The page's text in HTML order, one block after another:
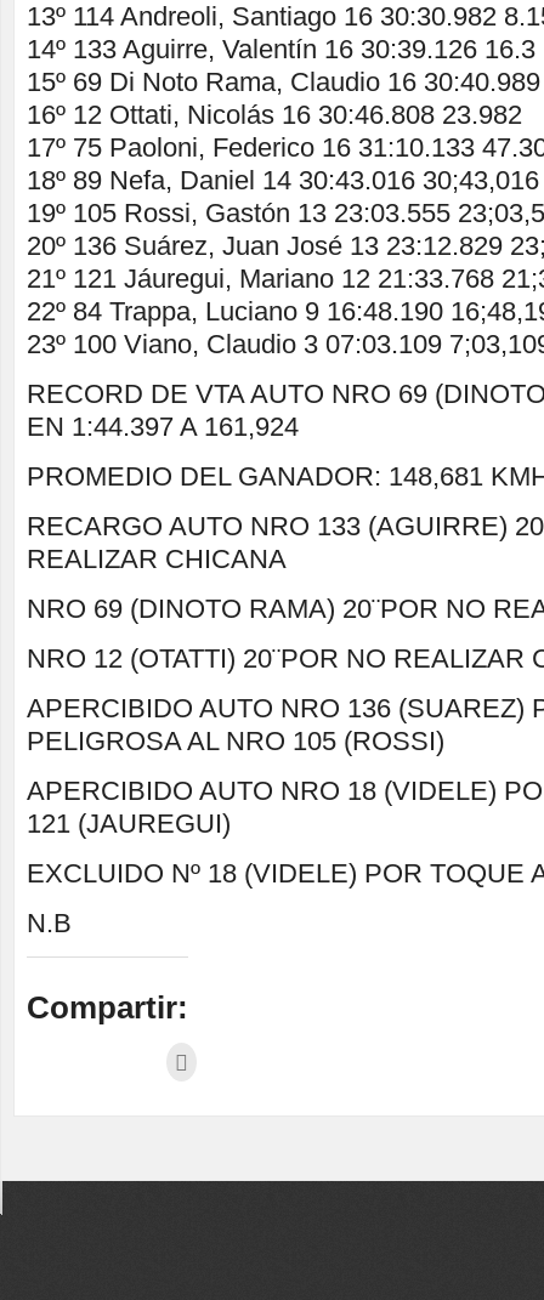
13º 114 Andreoli, Santiago 16 30:30.982
14º 133 Aguirre, Valentín 16 30:39.126 16.3
15º 69 Di Noto Rama, Claudio 16
16º 12 Ottati, Nicolás 16 30:46.808 23.982
17º 75 Paoloni, Federico 16 31:10.133
18º 89 Nefa, Daniel 14 30:43.016 30;43,016
19º 105 Rossi, Gastón 13 23:03.555
20º 136 Suárez, Juan José 13 23:12.829
21º 121 Jáuregui, Mariano 12 21:33.768
22º 84 Trappa, Luciano 9 16:48.190
23º 100 Viano, Claudio 3 07:03.109
RECORD DE VTA AUTO NRO 69
EN 1:44.397 A 161,924
PROMEDIO DEL GANADOR: 148,681
RECARGO AUTO NRO 133 (AGUIRRE)
REALIZAR CHICANA
NRO 69 (DINOTO RAMA) 20¨POR NO
NRO 12 (OTATTI) 20¨POR NO REALIZAR
APERCIBIDO AUTO NRO 136 (SUAREZ)
PELIGROSA AL NRO 105 (ROSSI)
APERCIBIDO AUTO NRO 18 (VIDELE)
121 (JAUREGUI)
EXCLUIDO Nº 18 (VIDELE) POR TOQUE
N.B
Compartir: